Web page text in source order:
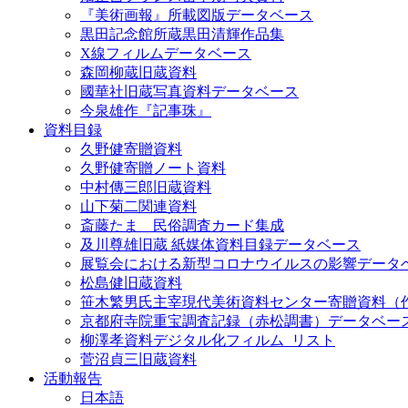
『美術画報』所載図版データベース
黒田記念館所蔵黒田清輝作品集
X線フィルムデータベース
森岡柳蔵旧蔵資料
國華社旧蔵写真資料データベース
今泉雄作『記事珠』
資料目録
久野健寄贈資料
久野健寄贈ノート資料
中村傳三郎旧蔵資料
山下菊二関連資料
斎藤たま 民俗調査カード集成
及川尊雄旧蔵 紙媒体資料目録データベース
展覧会における新型コロナウイルスの影響データ
松島健旧蔵資料
笹木繁男氏主宰現代美術資料センター寄贈資料（
京都府寺院重宝調査記録（赤松調書）データベー
柳澤孝資料デジタル化フィルム_リスト
菅沼貞三旧蔵資料
活動報告
日本語